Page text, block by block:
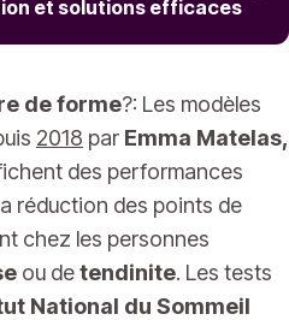
et solutions efficaces
de forme?: Les modèles
2018 par Emma Matelas,
des performances
réduction des points de
chez les personnes
ou detendinite. Les tests
National du Sommeil